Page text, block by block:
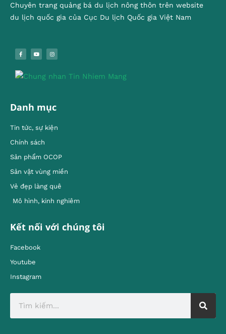
Chuyên trang quảng bá du lịch nông thôn trên website
du lịch quốc gia của Cục Du lịch Quốc gia Việt Nam
Danh mục
Tin tức, sự kiện
Chính sách
Sản phẩm OCOP
Sản vật vùng miền
Vẻ đẹp làng quê
Mô hình, kinh nghiêm
Kết nối với chúng tôi
Facebook
Youtube
Instagram